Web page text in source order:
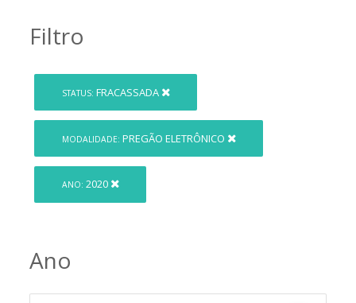
Filtro
STATUS: FRACASSADA
MODALIDADE: PREGÃO ELETRÔNICO
ANO: 2020
Ano